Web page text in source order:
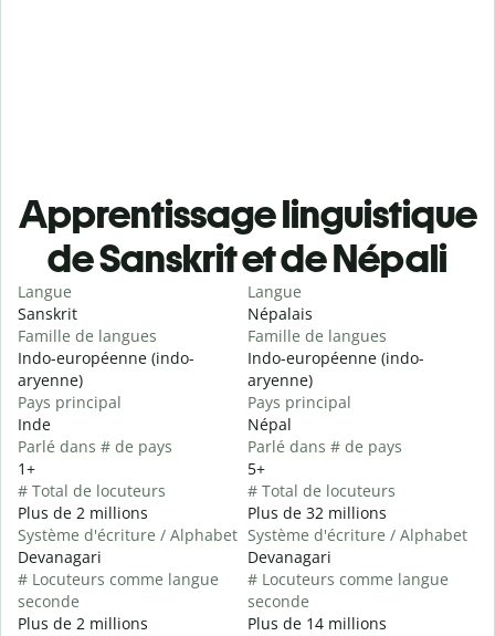
Apprentissage linguistique
de Sanskrit et de Népali
Langue
Sanskrit
Famille de langues
Indo-européenne (indo-
aryenne)
Pays principal
Inde
Parlé dans # de pays
1+
# Total de locuteurs
Plus de 2 millions
Système d'écriture / Alphabet
Devanagari
# Locuteurs comme langue
seconde
Plus de 2 millions
Langue
Népalais
Famille de langues
Indo-européenne (indo-
aryenne)
Pays principal
Népal
Parlé dans # de pays
5+
# Total de locuteurs
Plus de 32 millions
Système d'écriture / Alphabet
Devanagari
# Locuteurs comme langue
seconde
Plus de 14 millions